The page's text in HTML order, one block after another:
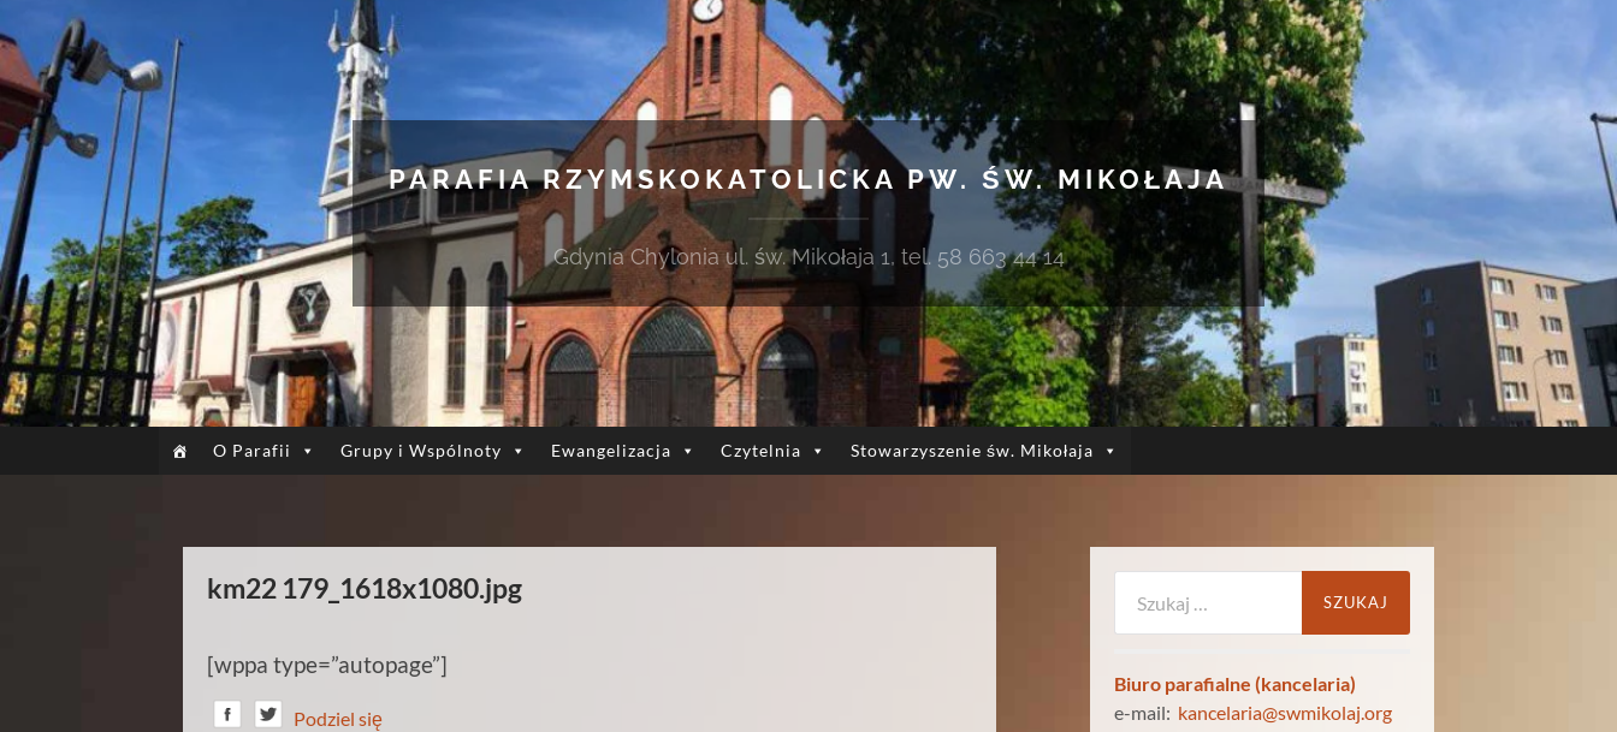
PARAFIA RZYMSKOKATOLICKA PW. ŚW. MIKOŁAJA
Gdynia Chylonia ul. św. Mikołaja 1, tel. 58 663 44 14
O Parafii Grupy i Wspólnoty Ewangelizacja Czytelnia Stowarzyszenie św. Mikołaja
km22 179_1618x1080.jpg
[wppa type=”autopage”]
Podziel się
Biuro parafialne (kancelaria)
e-mail: kancelaria@swmikolaj.org